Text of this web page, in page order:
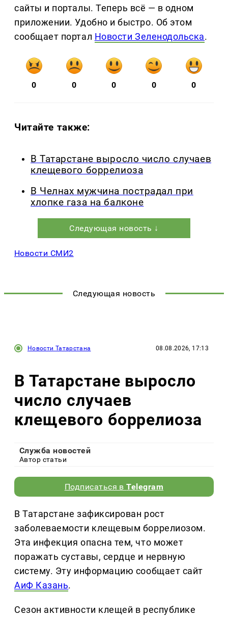
сайты и порталы. Теперь всё — в одном
приложении. Удобно и быстро. Об этом
сообщает портал Новости Зеленодольска.
0 0 0 0 0
Читайте также:
В Татарстане выросло число случаев
клещевого боррелиоза
В Челнах мужчина пострадал при
хлопке газа на балконе
Следующая новость ↓
Новости СМИ2
Следующая новость
Новости Татарстана 08.08.2026, 17:13
В Татарстане выросло
число случаев
клещевого боррелиоза
Служба новостей
Автор статьи
Подписаться вTelegram
В Татарстане зафиксирован рост
заболеваемости клещевым боррелиозом.
Эта инфекция опасна тем, что может
поражать суставы, сердце и нервную
систему. Эту информацию сообщает сайт
АиФ Казань.
Сезон активности клещей в республике